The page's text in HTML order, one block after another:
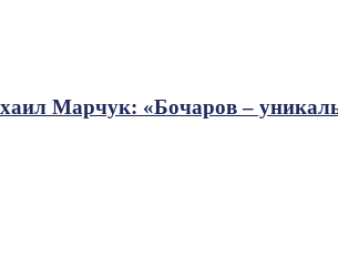
Марчук: «Бочаров –